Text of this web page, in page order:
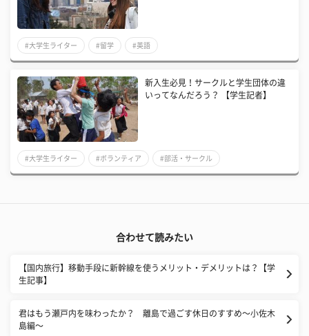
#大学生ライター #留学 #英語
新入生必見！サークルと学生団体の違
いってなんだろう？ 【学生記者】
#大学生ライター #ボランティア #部活・サークル
合わせて読みたい
【国内旅行】移動手段に新幹線を使うメリット・デメリットは？【学
生記事】
君はもう瀬戸内を味わったか？ 離島で過ごす休日のすすめ〜小佐木
島編〜